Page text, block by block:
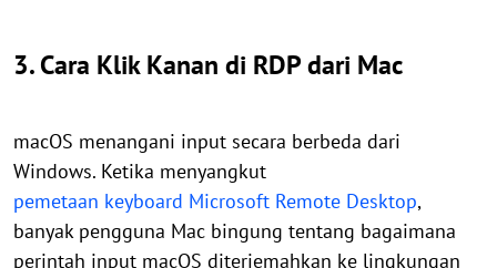
3. Cara Klik Kanan di RDP dari Mac
macOS menangani input secara berbeda dari
Windows. Ketika menyangkut
pemetaan keyboard Microsoft Remote Desktop,
banyak pengguna Mac bingung tentang bagaimana
perintah input macOS diterjemahkan ke lingkungan